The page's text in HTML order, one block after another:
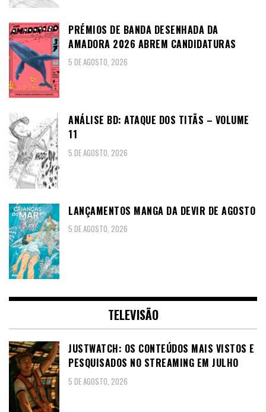
PRÉMIOS DE BANDA DESENHADA DA
AMADORA 2026 ABREM CANDIDATURAS
5 DE AGOSTO, 2026
ANÁLISE BD: ATAQUE DOS TITÃS – VOLUME
11
5 DE AGOSTO, 2026
LANÇAMENTOS MANGA DA DEVIR DE AGOSTO
5 DE AGOSTO, 2026
TELEVISÃO
JUSTWATCH: OS CONTEÚDOS MAIS VISTOS E
PESQUISADOS NO STREAMING EM JULHO
5 DE AGOSTO, 2026